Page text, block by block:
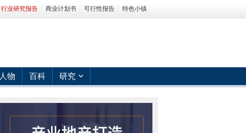
行业研究报告 商业计划书 可行性报告 特色小镇
人物 百科 研究